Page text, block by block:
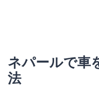
ネパールで車
法